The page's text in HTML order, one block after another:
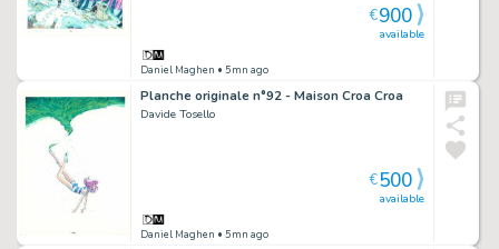
Daniel Maghen • 5mn ago
available
€900
Planche originale n°92 - Maison Croa Croa
Davide Tosello
Daniel Maghen • 5mn ago
available
€500